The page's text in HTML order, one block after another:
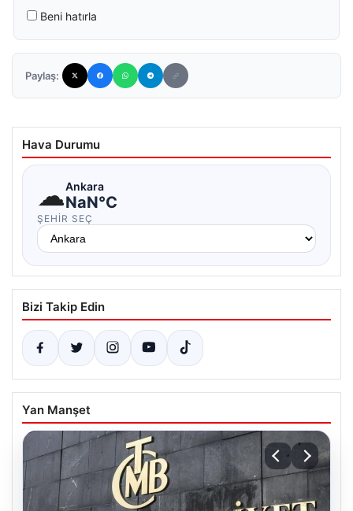
Beni hatırla
Paylaş:
Hava Durumu
☁Ankara
NaN°C
ŞEHIR SEÇ
Bizi Takip Edin
Yan Manşet